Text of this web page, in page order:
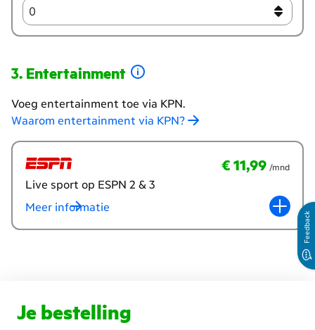
Entertainment
Voeg entertainment toe via KPN.
Waarom entertainment via KPN?
extra
entertainment
opties
€ 11,99
€ 11,99
per maand/mnd
Live sport op ESPN 2 & 3
Meer informatie
Je bestelling
Feedback